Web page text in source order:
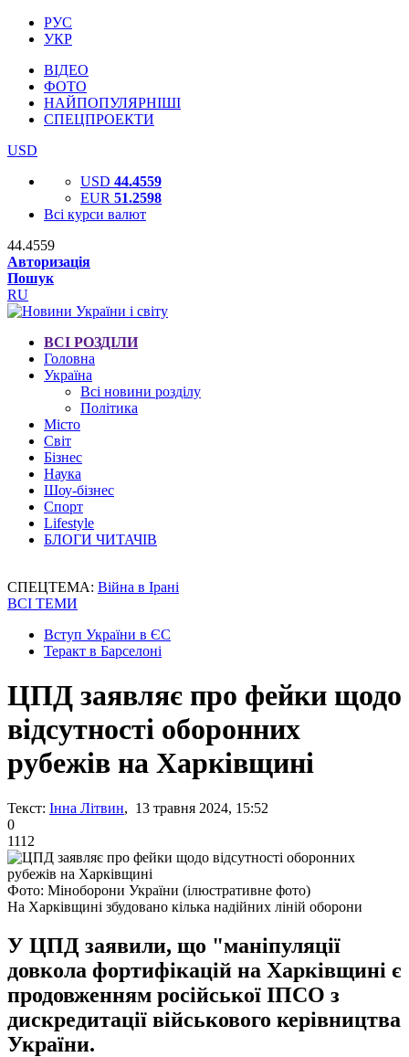
РУС
УКР
ВІДЕО
ФОТО
НАЙПОПУЛЯРНІШІ
СПЕЦПРОЕКТИ
USD
USD 44.4559
EUR 51.2598
Всі курси валют
44.4559
Авторизація
Пошук
RU
ВСІ РОЗДІЛИ
Головна
Україна
Всі новини розділу
Політика
Місто
Світ
Бізнес
Наука
Шоу-бізнес
Спорт
Lifestyle
БЛОГИ ЧИТАЧІВ
СПЕЦТЕМА: Війна в Ірані
ВСІ ТЕМИ
Вступ України в ЄС
Теракт в Барселоні
ЦПД заявляє про фейки щодо
відсутності оборонних
рубежів на Харківщині
Текст: Інна Літвин, 13 травня 2024, 15:52
0
1112
Фото: Міноборони України (ілюстративне фото)
На Харківщині збудовано кілька надійних ліній оборони
У ЦПД заявили, що "маніпуляції
довкола фортифікацій на Харківщині є
продовженням російської ІПСО з
дискредитації військового керівництва
України.